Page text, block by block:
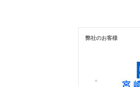
弊社のお客様